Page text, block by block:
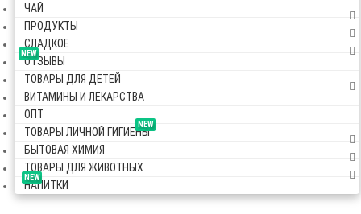
ЧАЙ
ПРОДУКТЫ
СЛАДКОЕ
NEW
ОТЗЫВЫ
ТОВАРЫ ДЛЯ ДЕТЕЙ
ВИТАМИНЫ И ЛЕКАРСТВА
ОПТ
NEW
ТОВАРЫ ЛИЧНОЙ ГИГИЕНЫ
БЫТОВАЯ ХИМИЯ
ТОВАРЫ ДЛЯ ЖИВОТНЫХ
NEW
НАПИТКИ